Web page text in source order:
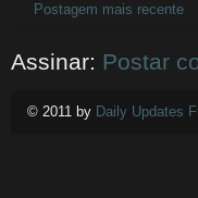
Postagem mais recente
Assinar: Postar
© 2011 by Daily Updates